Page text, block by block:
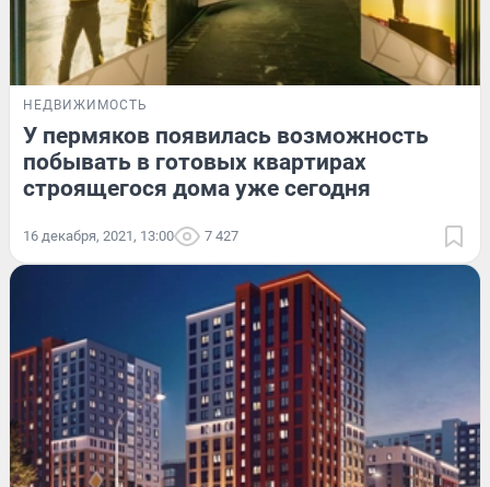
НЕДВИЖИМОСТЬ
У пермяков появилась возможность
побывать в готовых квартирах
строящегося дома уже сегодня
16 декабря, 2021, 13:00 7 427